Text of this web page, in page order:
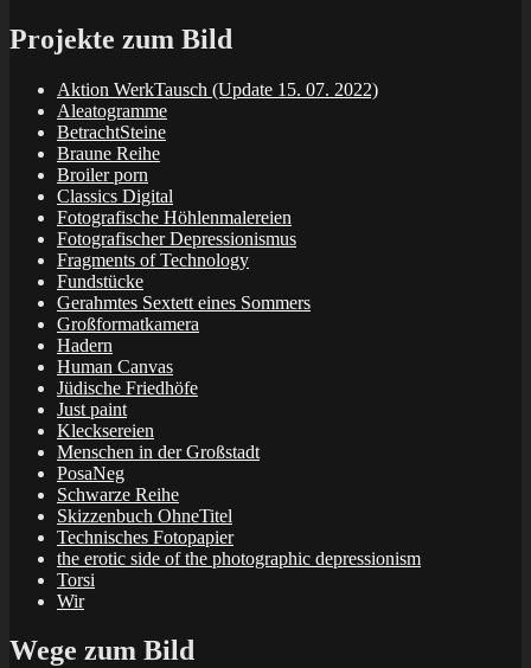
Projekte zum Bild
Aktion WerkTausch (Update 15. 07. 2022)
Aleatogramme
BetrachtSteine
Braune Reihe
Broiler porn
Classics Digital
Fotografische Höhlenmalereien
Fotografischer Depressionismus
Fragments of Technology
Fundstücke
Gerahmtes Sextett eines Sommers
Großformatkamera
Hadern
Human Canvas
Jüdische Friedhöfe
Just paint
Klecksereien
Menschen in der Großstadt
PosaNeg
Schwarze Reihe
Skizzenbuch OhneTitel
Technisches Fotopapier
the erotic side of the photographic depressionism
Torsi
Wir
Wege zum Bild